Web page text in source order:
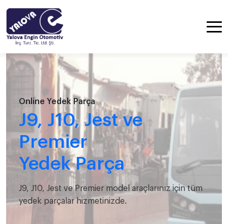
Online Yedek Parça
J9, J10, Jest ve
Premier
Yedek Parça
J9, J10, Jest ve Premier model araçlarınız için tüm
yedek parçalar hizmetinizde.